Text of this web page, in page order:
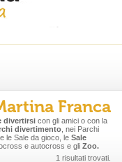
Franca
divertirsi con gli amici o con la
divertimento , nei Parchi
le Sale da gioco, le Sale
e autocross e gli Zoo.
1 risultati trovati.